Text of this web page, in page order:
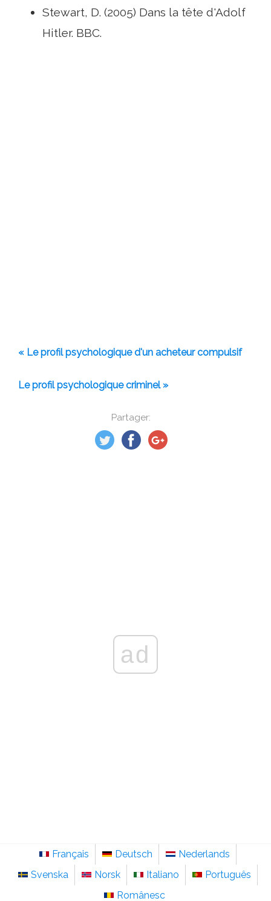
Partager:
Stewart, D. (2005) Dans la tête d'Adolf
Hitler. BBC.
« Le profil psychologique d'un acheteur compulsif
Le profil psychologique criminel »
ad
Français Deutsch
Nederlands
Svenska
Norsk Italiano
Português
Românesc